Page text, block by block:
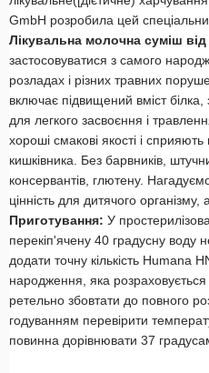
GmbH розробила цей
Лікувальна молочна суміш
застосовуватися з самого
розладах і різних травних
включає підвищений вміст білка,
для легкого засвоєння і
хороші смакові якості і
кишківника. Без барвників,
консервантів, глютену.
цінність для дитячого
Приготування: У
перекіп'ячену 40 градусну воду
додати точну кількість Humana
народження, яка розраховується
ретельно збовтати до повного
годуванням перевірити
повинна дорівнювати 37